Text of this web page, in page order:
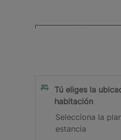
¡Gracias por
Revisa tu bandeja de
Tú eliges la
habitación
Selecciona la
estancia